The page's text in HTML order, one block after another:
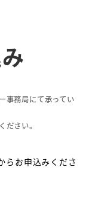
事務局にて承ってい
ださい。
らお申込みくださ